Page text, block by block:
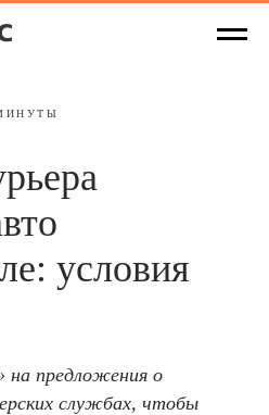
условия
на предложения о
службах, чтобы